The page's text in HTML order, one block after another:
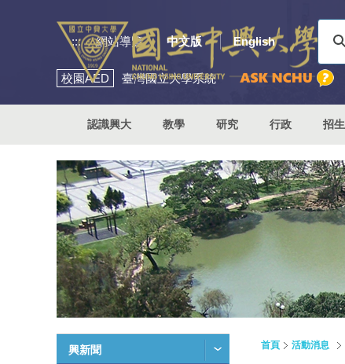
::: 網站導覽 中文版 English
校園AED 臺灣國立大學系統
認識興大 教學 研究 行政 招生
興新聞 首頁 活動消息